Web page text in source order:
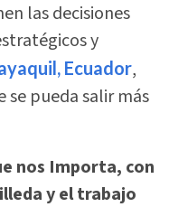
las decisiones
y
Ecuador,
se pueda salir más
nos Importa, con
y el trabajo